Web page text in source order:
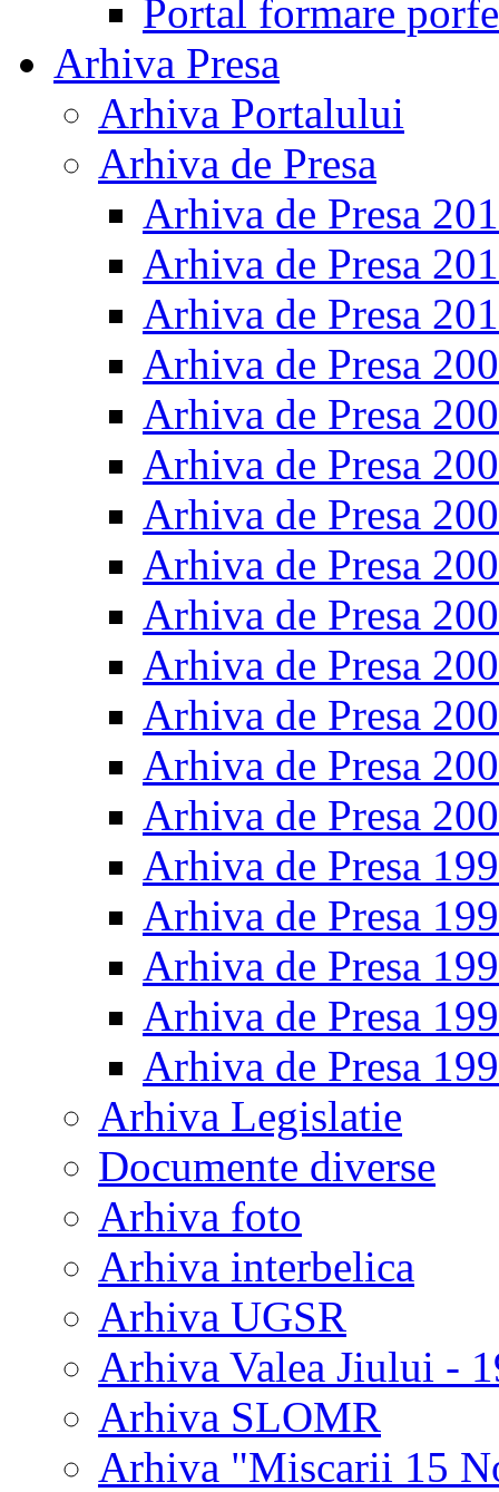
Portal formare
Arhiva Presa
Arhiva Portalului
Arhiva de Presa
Arhiva de Presa
Arhiva de Presa
Arhiva de Presa
Arhiva de Presa
Arhiva de Presa
Arhiva de Presa
Arhiva de Presa
Arhiva de Presa
Arhiva de Presa
Arhiva de Presa
Arhiva de Presa
Arhiva de Presa
Arhiva de Presa
Arhiva de Presa
Arhiva de Presa
Arhiva de Presa
Arhiva de Presa
Arhiva de Presa
Arhiva Legislatie
Documente diverse
Arhiva foto
Arhiva interbelica
Arhiva UGSR
Arhiva Valea Jiului -
Arhiva SLOMR
Arhiva "Miscarii 15